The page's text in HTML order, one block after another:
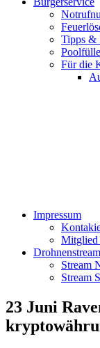
Tipps &
Für die
Impressum
Mitglied
Stream
Stream
23 Juni